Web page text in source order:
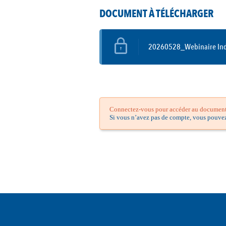
DOCUMENT À TÉLÉCHARGER
20260528_Webinaire
Connectez-vous pour accéder au
Si vous n’avez pas de compte, vous